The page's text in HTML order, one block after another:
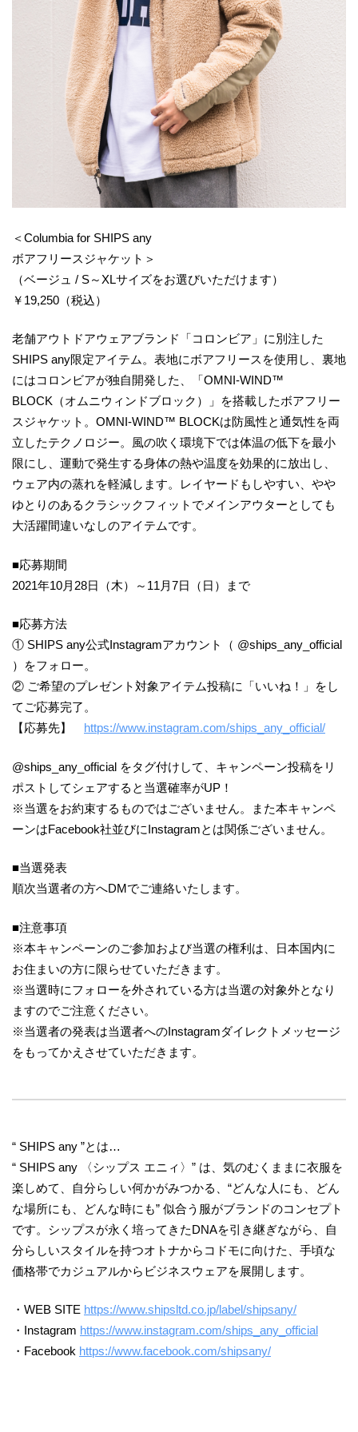
＜Columbia for SHIPS any
ボアフリースジャケット＞
（ベージュ / S～XLサイズをお選びいただけます）
￥19,250（税込）
老舗アウトドアウェアブランド「コロンビア」に別注した
SHIPS any限定アイテム。表地にボアフリースを使用し、裏地
にはコロンビアが独自開発した、「OMNI-WIND™
BLOCK（オムニウィンドブロック）」を搭載したボアフリー
スジャケット。OMNI-WIND™ BLOCKは防風性と通気性を両
立したテクノロジー。風の吹く環境下では体温の低下を最小
限にし、運動で発生する身体の熱や温度を効果的に放出し、
ウェア内の蒸れを軽減します。レイヤードもしやすい、やや
ゆとりのあるクラシックフィットでメインアウターとしても
大活躍間違いなしのアイテムです。
■応募期間
2021年10月28日（木）～11月7日（日）まで
■応募方法
① SHIPS any公式Instagramアカウント（ @ships_any_official
）をフォロー。
② ご希望のプレゼント対象アイテム投稿に「いいね！」をし
てご応募完了。
【応募先】
https://www.instagram.com/ships_any_official/
@ships_any_official をタグ付けして、キャンペーン投稿をリ
ポストしてシェアすると当選確率がUP！
※当選をお約束するものではございません。また本キャンペ
ーンはFacebook社並びにInstagramとは関係ございません。
■当選発表
順次当選者の方へDMでご連絡いたします。
■注意事項
※本キャンペーンのご参加および当選の権利は、日本国内に
お住まいの方に限らせていただきます。
※当選時にフォローを外されている方は当選の対象外となり
ますのでご注意ください。
※当選者の発表は当選者へのInstagramダイレクトメッセージ
をもってかえさせていただきます。
“ SHIPS any ”とは…
“ SHIPS any 〈シップス エニィ〉” は、気のむくままに衣服を
楽しめて、自分らしい何かがみつかる、“どんな人にも、どん
な場所にも、どんな時にも” 似合う服がブランドのコンセプト
です。シップスが永く培ってきたDNAを引き継ぎながら、自
分らしいスタイルを持つオトナからコドモに向けた、手頃な
価格帯でカジュアルからビジネスウェアを展開します。
・WEB SITE https://www.shipsltd.co.jp/label/shipsany/
・Instagram https://www.instagram.com/ships_any_official
・Facebook https://www.facebook.com/shipsany/